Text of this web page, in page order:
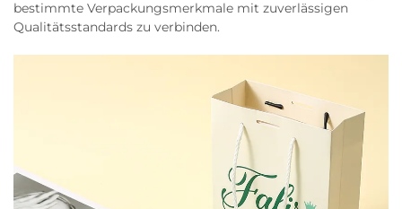
bestimmte Verpackungsmerkmale mit zuverlässigen
Qualitätsstandards zu verbinden.